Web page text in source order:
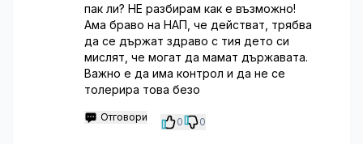
пак ли? НЕ разбирам как е възможно!
Ама браво на НАП, че действат, трябва
да се държат здраво с тия дето си
мислят, че могат да мамат държавата.
Важно е да има контрол и да не се
толерира това безо
Отговори 0 0